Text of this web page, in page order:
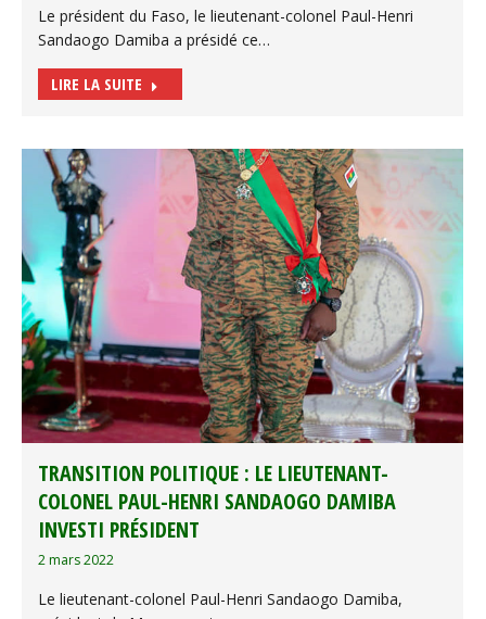
Le président du Faso, le lieutenant-colonel Paul-Henri
Sandaogo Damiba a présidé ce…
LIRE LA SUITE
TRANSITION POLITIQUE : LE LIEUTENANT-
COLONEL PAUL-HENRI SANDAOGO DAMIBA
INVESTI PRÉSIDENT
2 mars 2022
Le lieutenant-colonel Paul-Henri Sandaogo Damiba,